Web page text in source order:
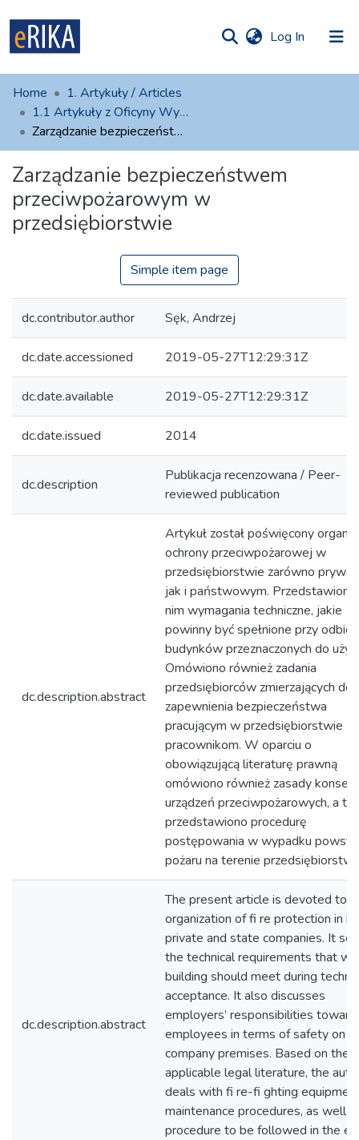
Log In (current)
UAFM
Information
For authors
Help
Contact
Home
1. Artykuły / Articles
1.1 Artykuły z Oficyny Wydawniczej AFM
Zarządzanie bezpieczeństwem przeciwpożarowym w przedsiębiorstwie
Zarządzanie bezpieczeństwem
przeciwpożarowym w
przedsiębiorstwie
Simple item page
dc.contributor.author Sęk, Andrzej
dc.date.accessioned 2019-05-27T12:29:31Z
dc.date.available 2019-05-27T12:29:31Z
dc.date.issued 2014
dc.description
Publikacja recenzowana / Peer-
reviewed publication
dc.description.abstract
Artykuł został poświęcony
ochrony przeciwpożarowej w
przedsiębiorstwie zarówno
jak i państwowym.
nim wymagania techniczne, jakie
powinny być spełnione przy
budynków przeznaczonych do
Omówiono również zadania
przedsiębiorców zmierzających do
zapewnienia bezpieczeństwa
pracującym w przedsiębiorstwie
pracownikom. W oparciu o
obowiązującą literaturę prawną
omówiono również zasady
urządzeń przeciwpożarowych, a
przedstawiono procedurę
postępowania w wypadku
pożaru na terenie
dc.description.abstract
The present article is devoted to
organization of fi re protection in
private and state companies. It
the technical requirements that
building should meet during
acceptance. It also discusses
employers’ responsibilities
employees in terms of safety on
company premises. Based on the
applicable legal literature, the
deals with fi re-fi ghting
maintenance procedures, as well
procedure to be followed in the